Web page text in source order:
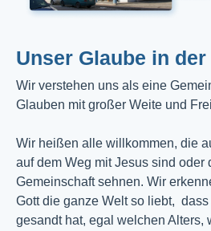
Unser Glaube in
Wir verstehen uns als eine
Glauben mit großer Weite und
Wir heißen alle willkommen, die
auf dem Weg mit Jesus sind oder
Gemeinschaft sehnen. Wir
Gott die ganze Welt so liebt,
gesandt hat, egal welchen Alters,